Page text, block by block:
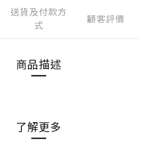
送貨及付款方
式
顧客評價
商品描述
了解更多